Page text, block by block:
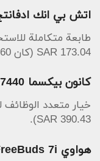
اتش بي انك ادفانتج 2978 طابعة متعددة
طابعة متكاملة
173.04 SAR (كان 260 SAR).
كانون بيكسما TS7440 طابعة متعددة الوظائف
390.43 SAR).
هواوي FreeBuds 7i سماعات أذن